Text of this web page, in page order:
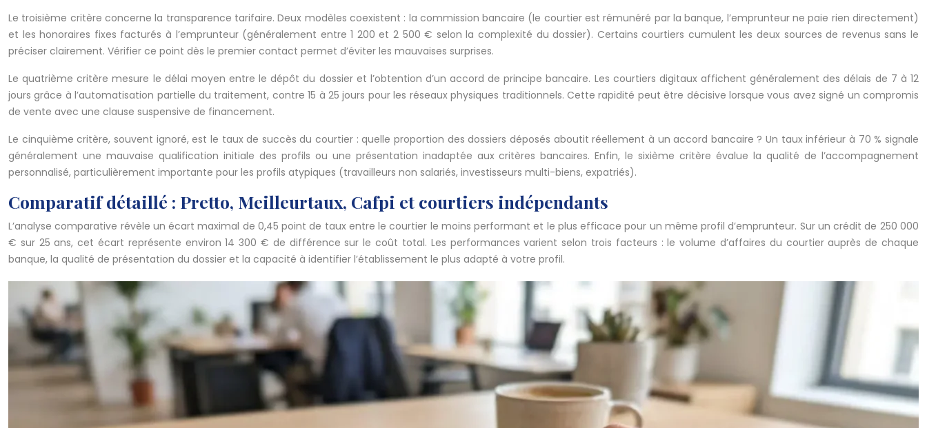
Le troisième critère concerne la transparence tarifaire. Deux modèles coexistent : la commission bancaire (le courtier est rémunéré par la banque, l’emprunteur ne paie rien directement)
et les honoraires fixes facturés à l’emprunteur (généralement entre 1 200 et 2 500 € selon la complexité du dossier). Certains courtiers cumulent les deux sources de revenus sans le
préciser clairement. Vérifier ce point dès le premier contact permet d’éviter les mauvaises surprises.
Le quatrième critère mesure le délai moyen entre le dépôt du dossier et l’obtention d’un accord de principe bancaire. Les courtiers digitaux affichent généralement des délais de 7 à 12
jours grâce à l’automatisation partielle du traitement, contre 15 à 25 jours pour les réseaux physiques traditionnels. Cette rapidité peut être décisive lorsque vous avez signé un compromis
de vente avec une clause suspensive de financement.
Le cinquième critère, souvent ignoré, est le taux de succès du courtier : quelle proportion des dossiers déposés aboutit réellement à un accord bancaire ? Un taux inférieur à 70 % signale
généralement une mauvaise qualification initiale des profils ou une présentation inadaptée aux critères bancaires. Enfin, le sixième critère évalue la qualité de l’accompagnement
personnalisé, particulièrement importante pour les profils atypiques (travailleurs non salariés, investisseurs multi-biens, expatriés).
Comparatif détaillé : Pretto, Meilleurtaux, Cafpi et courtiers indépendants
L’analyse comparative révèle un écart maximal de 0,45 point de taux entre le courtier le moins performant et le plus efficace pour un même profil d’emprunteur. Sur un crédit de 250 000
€ sur 25 ans, cet écart représente environ 14 300 € de différence sur le coût total. Les performances varient selon trois facteurs : le volume d’affaires du courtier auprès de chaque
banque, la qualité de présentation du dossier et la capacité à identifier l’établissement le plus adapté à votre profil.